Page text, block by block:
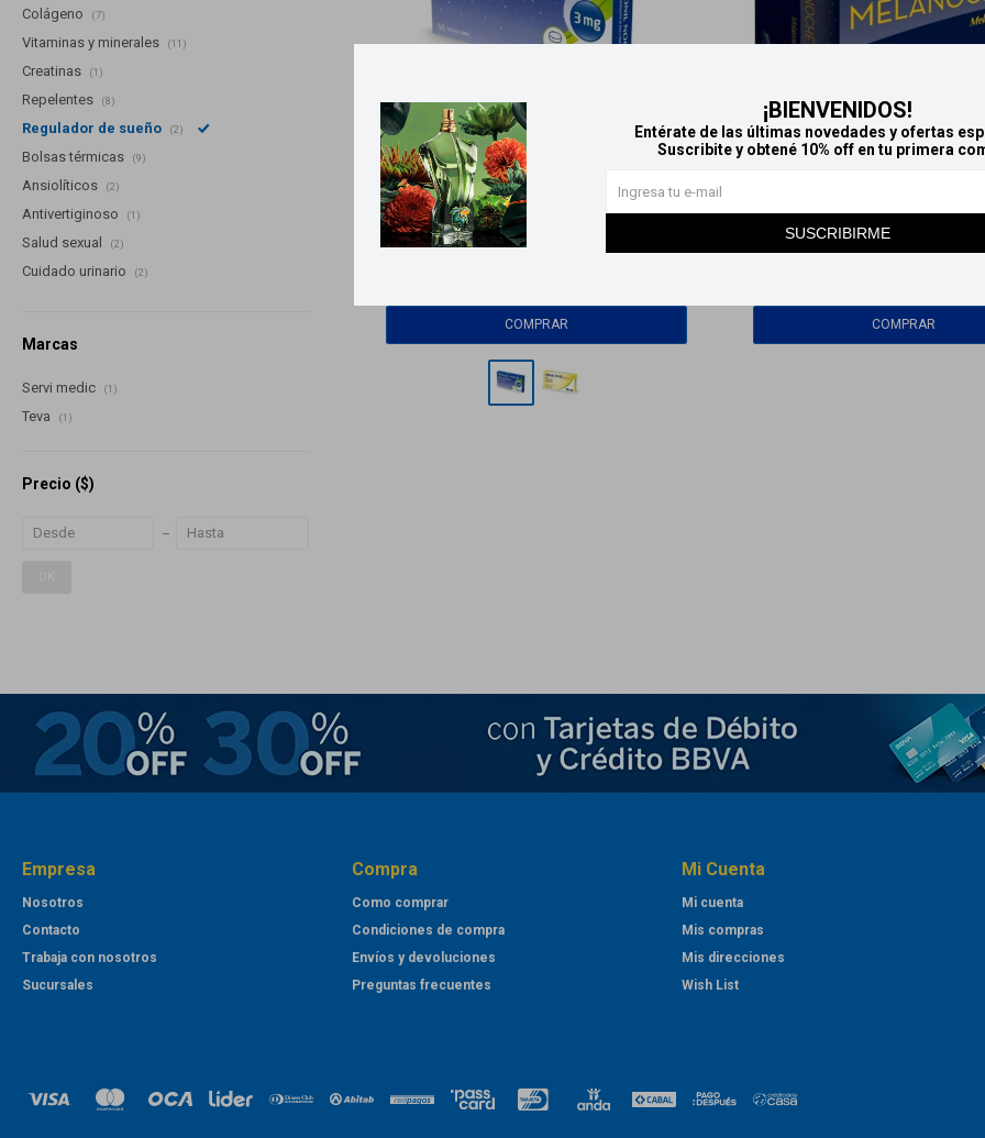
¡BIENVENIDOS!
Entérate de las últimas novedades y ofertas
Suscribite y obtené 10% off en tu primera
SUSCRIBIRME
LlegaHOY 2 HS
Armonil - Noche melatonina x30 Melanoche 5 mg - 60
Colágeno (7)
Vitaminas y minerales (11)
Creatinas (1)
Repelentes (8)
Regulador de sueño (2)
Bolsas térmicas (9)
Ansiolíticos (2)
Antivertiginoso (1)
Salud sexual (2)
Cuidado urinario (2)
Marcas
Servi medic (1)
Teva (1)
Precio ($)
Empresa
Nosotros
Contacto
Trabaja con nosotros
Sucursales
Compra
Como comprar
Condiciones de compra
Envíos y devoluciones
Preguntas frecuentes
Mi Cuenta
Mi cuenta
Mis compras
Mis direcciones
Wish List